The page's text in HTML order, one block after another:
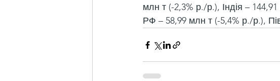
млн т (-2,3% р./р.), Індія –
РФ – 58,99 млн т (-5,4% р./р.),